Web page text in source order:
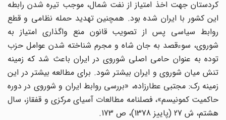
کردستان جهت اخذ امتیاز از نفت شمال، موجب تیره شدن رابطه
این کشور با ایران شده بود. همچنین تهدید حمله نظامی و قطع
روابط سیاسی پس از تصویب قانون منع واگذاری امتیاز به
شوروی، سوءقصد به جان شاه و مجرم شناخته شدن عوامل حزب
توده به ‌عنوان حامی اصلی شوروی در ایران باعث شد که زمینه
تنش میان شوروی و ایران بیشتر شود. برای مطالعه بیشتر در این
زمینه رک: مجتبی عطارزاده، «بررسی روابط ایران و شوروی در دوره‌‌
حاکمیت کمونیسم»، فصلنامه‌‌ مطالعات آسیای مرکزی و قفقاز، سال
هشتم، ش‌‌ 27 (پاییز 1378)، ص 173.